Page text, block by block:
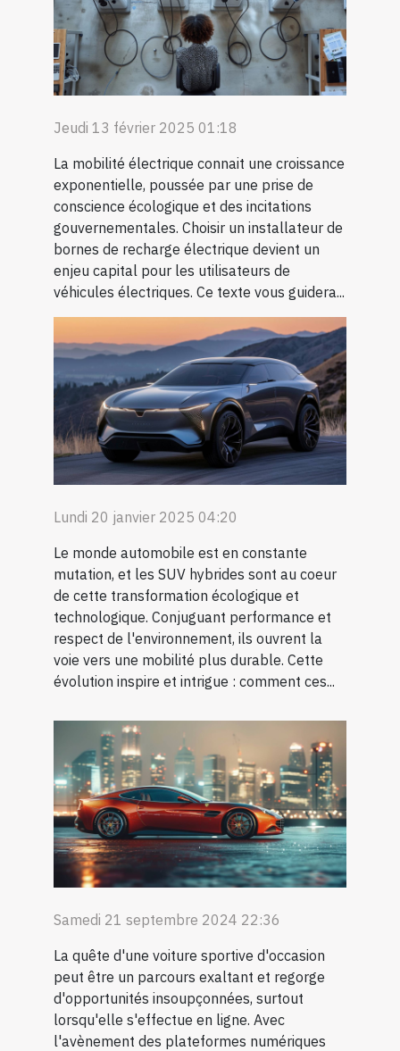
Jeudi 13 février 2025 01:18
La mobilité électrique connait une croissance
exponentielle, poussée par une prise de
conscience écologique et des incitations
gouvernementales. Choisir un installateur de
bornes de recharge électrique devient un
enjeu capital pour les utilisateurs de
véhicules électriques. Ce texte vous guidera...
Lundi 20 janvier 2025 04:20
Le monde automobile est en constante
mutation, et les SUV hybrides sont au coeur
de cette transformation écologique et
technologique. Conjuguant performance et
respect de l'environnement, ils ouvrent la
voie vers une mobilité plus durable. Cette
évolution inspire et intrigue : comment ces...
Samedi 21 septembre 2024 22:36
La quête d'une voiture sportive d'occasion
peut être un parcours exaltant et regorge
d'opportunités insoupçonnées, surtout
lorsqu'elle s'effectue en ligne. Avec
l'avènement des plateformes numériques